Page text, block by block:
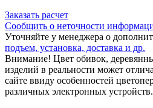
Заказать расчет
Сообщить о неточности
Уточняйте у менеджера о
подъем, установка, доставка и др.
Внимание! Цвет обивок,
изделий в реальности может
сайте ввиду особенностей
различных электронных устройств.